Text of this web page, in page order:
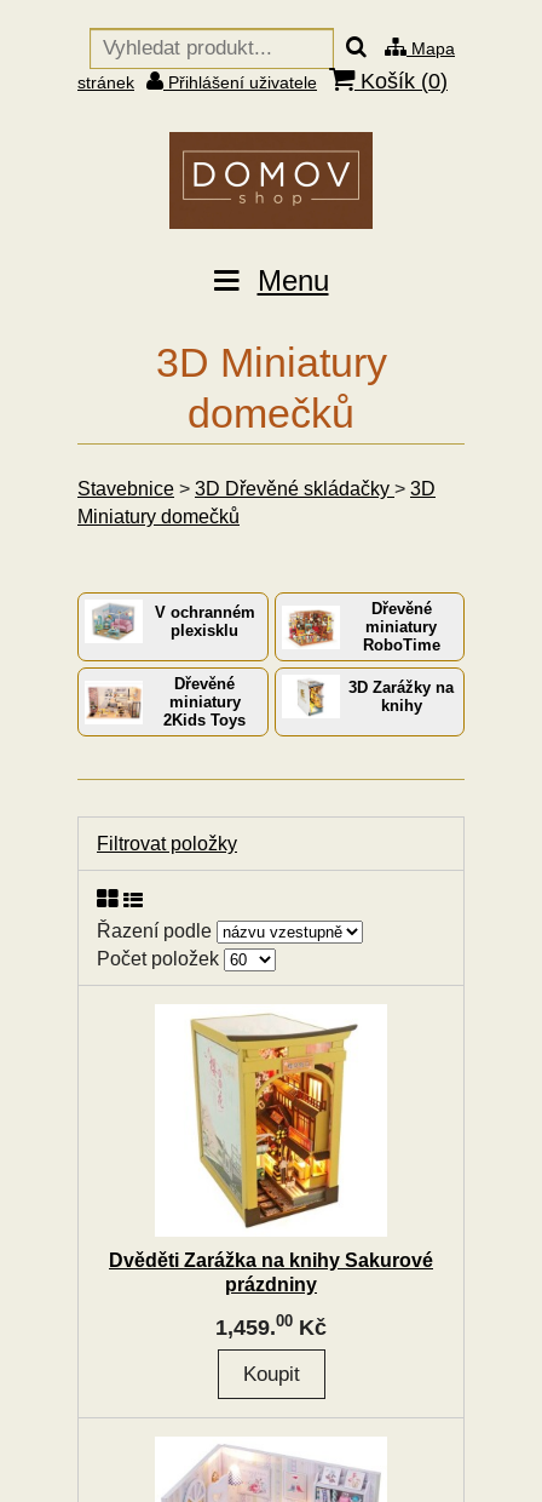
Mapa
stránek
Přihlášení uživatele Košík (0)
Menu
3D Miniatury
domečků
Stavebnice > 3D Dřevěné skládačky > 3D
Miniatury domečků
V ochranném
plexisklu
Dřevěné
miniatury
RoboTime
Dřevěné
miniatury
2Kids Toys
3D Zarážky na
knihy
Filtrovat položky
Řazení podle
Počet položek
Dvěděti Zarážka na knihy Sakurové
prázdniny
1,459.00 Kč